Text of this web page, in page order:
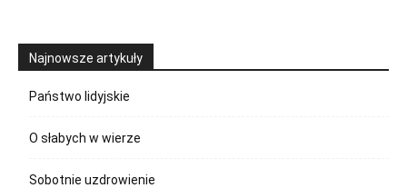
Najnowsze artykuły
Państwo lidyjskie
O słabych w wierze
Sobotnie uzdrowienie